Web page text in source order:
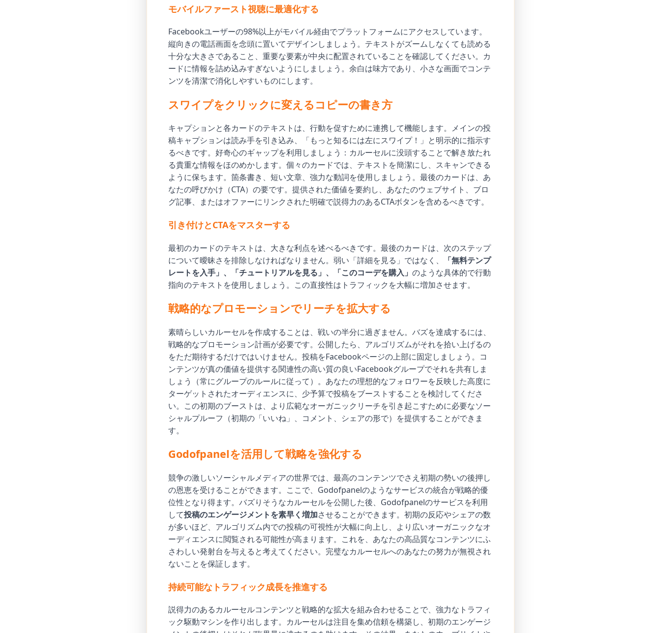
モバイルファースト視聴に最適化する
Facebookユーザーの98%以上がモバイル経由でプラットフォームにアクセスしています。
縦向きの電話画面を念頭に置いてデザインしましょう。テキストがズームしなくても読める
十分な大きさであること、重要な要素が中央に配置されていることを確認してください。カ
ードに情報を詰め込みすぎないようにしましょう。余白は味方であり、小さな画面でコンテ
ンツを清潔で消化しやすいものにします。
スワイプをクリックに変えるコピーの書き方
キャプションと各カードのテキストは、行動を促すために連携して機能します。メインの投
稿キャプションは読み手を引き込み、「もっと知るには左にスワイプ！」と明示的に指示す
るべきです。好奇心のギャップを利用しましょう：カルーセルに没頭することで解き放たれ
る貴重な情報をほのめかします。個々のカードでは、テキストを簡潔にし、スキャンできる
ように保ちます。箇条書き、短い文章、強力な動詞を使用しましょう。最後のカードは、あ
なたの呼びかけ（CTA）の要です。提供された価値を要約し、あなたのウェブサイト、ブロ
グ記事、またはオファーにリンクされた明確で説得力のあるCTAボタンを含めるべきです。
引き付けとCTAをマスターする
最初のカードのテキストは、大きな利点を述べるべきです。最後のカードは、次のステップ
について曖昧さを排除しなければなりません。弱い「詳細を見る」ではなく、
「無料テンプ
レートを入手」、「チュートリアルを見る」、「このコーデを購入」 のような具体的で行動
指向のテキストを使用しましょう。この直接性はトラフィックを大幅に増加させます。
戦略的なプロモーションでリーチを拡大する
素晴らしいカルーセルを作成することは、戦いの半分に過ぎません。バズを達成するには、
戦略的なプロモーション計画が必要です。公開したら、アルゴリズムがそれを拾い上げるの
をただ期待するだけではいけません。投稿をFacebookページの上部に固定しましょう。コ
ンテンツが真の価値を提供する関連性の高い質の良いFacebookグループでそれを共有しま
しょう（常にグループのルールに従って）。あなたの理想的なフォロワーを反映した高度に
ターゲットされたオーディエンスに、少予算で投稿をブーストすることを検討してくださ
い。この初期のブーストは、より広範なオーガニックリーチを引き起こすために必要なソー
シャルプルーフ（初期の「いいね」、コメント、シェアの形で）を提供することができま
す。
Godofpanelを活用して戦略を強化する
競争の激しいソーシャルメディアの世界では、最高のコンテンツでさえ初期の勢いの後押し
の恩恵を受けることができます。ここで、Godofpanelのようなサービスの統合が戦略的優
位性となり得ます。バズりそうなカルーセルを公開した後、Godofpanelのサービスを利用
して投稿のエンゲージメントを素早く増加させることができます。初期の反応やシェアの数
が多いほど、アルゴリズム内での投稿の可視性が大幅に向上し、より広いオーガニックなオ
ーディエンスに閲覧される可能性が高まります。これを、あなたの高品質なコンテンツにふ
さわしい発射台を与えると考えてください。完璧なカルーセルへのあなたの努力が無視され
ないことを保証します。
持続可能なトラフィック成長を推進する
説得力のあるカルーセルコンテンツと戦略的な拡大を組み合わせることで、強力なトラフィ
ック駆動マシンを作り出します。カルーセルは注目を集め信頼を構築し、初期のエンゲージ